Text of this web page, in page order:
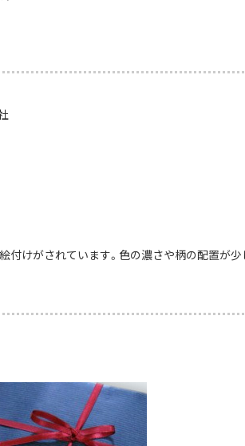
付けがされています。色の濃さや柄の配置が